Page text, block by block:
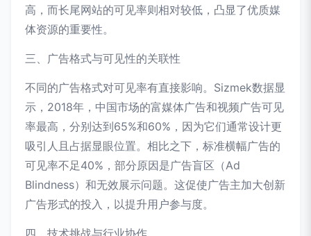
高，而长尾网站的可见率则相对较低，凸显了优质媒
体资源的重要性。
三、广告格式与可见性的关联性
不同的广告格式对可见率有直接影响。Sizmek数据显
示，2018年，中国市场的富媒体广告和视频广告可见
率最高，分别达到65%和60%，因为它们通常设计更
吸引人且占据显眼位置。相比之下，标准横幅广告的
可见率不足40%，部分原因是广告盲区（Ad
Blindness）和无效展示问题。这促使广告主加大创新
广告形式的投入，以提升用户参与度。
四、技术挑战与行业协作